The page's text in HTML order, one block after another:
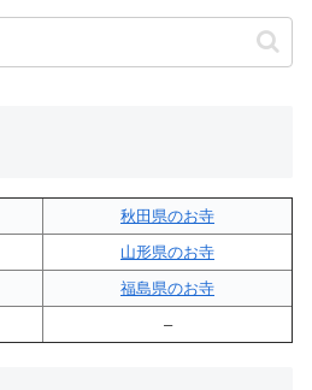
秋田県のお寺
山形県のお寺
福島県のお寺
–